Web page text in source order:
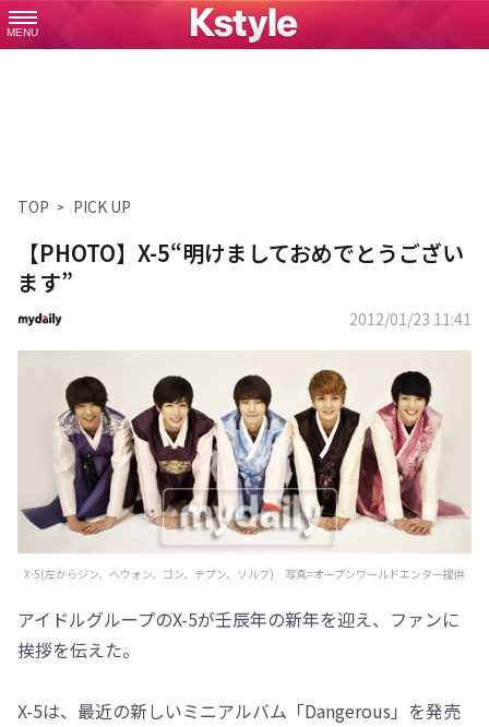
MENU
TOP PICK UP
【PHOTO】X-5“明けましておめでとうござい
ます”
2012/01/23 11:41
X-5(左からジン、へウォン、ゴン、テプン、ソルフ) 写真=オープンワールドエンター提供
アイドルグループのX-5が壬辰年の新年を迎え、ファンに
挨拶を伝えた。
X-5は、最近の新しいミニアルバム「Dangerous」を発売